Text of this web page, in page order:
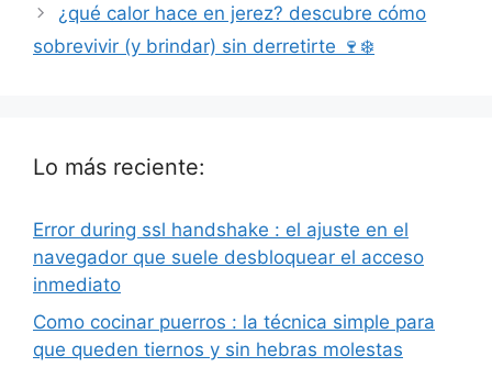
¿qué calor hace en jerez? descubre cómo
sobrevivir (y brindar) sin derretirte 🍷❄️
Lo más reciente:
Error during ssl handshake : el ajuste en el
navegador que suele desbloquear el acceso
inmediato
Como cocinar puerros : la técnica simple para
que queden tiernos y sin hebras molestas